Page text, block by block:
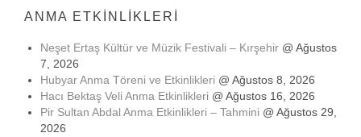
ANMA ETKINLIKLERI
Neşet Ertaş Kültür ve Müzik Festivali – Kırşehir @ Ağustos
7, 2026
Hubyar Anma Töreni ve Etkinlikleri @ Ağustos 8, 2026
Hacı Bektaş Veli Anma Etkinlikleri @ Ağustos 16, 2026
Pir Sultan Abdal Anma Etkinlikleri – Tahmini @ Ağustos 29,
2026